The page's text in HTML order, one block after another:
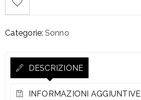
Categorie: Sonno
DESCRIZIONE
INFORMAZIONI AGGIUNTIVE